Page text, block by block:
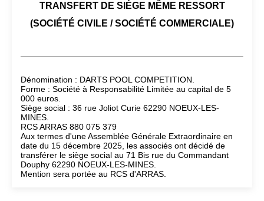
TRANSFERT DE SIÈGE MÊME RESSORT
(SOCIÉTÉ CIVILE / SOCIÉTÉ COMMERCIALE)
Dénomination : DARTS POOL COMPETITION.
Forme : Société à Responsabilité Limitée au capital de 5
000 euros.
Siège social : 36 rue Joliot Curie 62290 NOEUX-LES-
MINES.
RCS ARRAS 880 075 379
Aux termes d'une Assemblée Générale Extraordinaire en
date du 15 décembre 2025, les associés ont décidé de
transférer le siège social au 71 Bis rue du Commandant
Douphy 62290 NOEUX-LES-MINES.
Mention sera portée au RCS d'ARRAS.